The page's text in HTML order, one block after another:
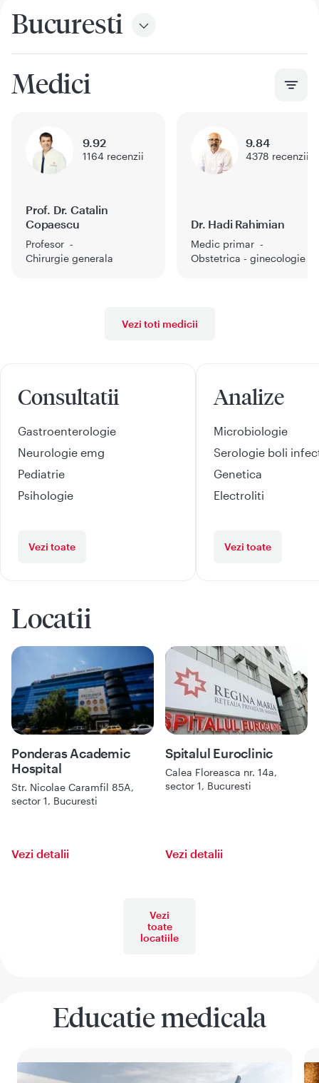
Bucuresti
Medici
Prof. Dr. Catalin
Copaescu
Profesor
Chirurgie generala
9.92
1164 recenzii
Dr. Hadi Rahimian
Medic primar
Obstetrica - ginecologie
9.84
4378 recenzii
Vezi toti medicii
Consultatii
Gastroenterologie
Neurologie emg
Pediatrie
Psihologie
Vezi toate
Analize
Microbiologie
Serologie boli
Genetica
Electroliti
Vezi toate
Locatii
Ponderas Academic
Hospital
Str. Nicolae Caramfil 85A,
sector 1, Bucuresti
Vezi detalii
Spitalul Euroclinic
Calea Floreasca nr. 14a,
sector 1, Bucuresti
Vezi detalii
Vezi
toate
locatiile
Educatie medicala